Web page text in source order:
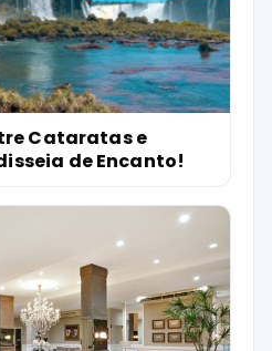
Cataratas e
de Encanto!